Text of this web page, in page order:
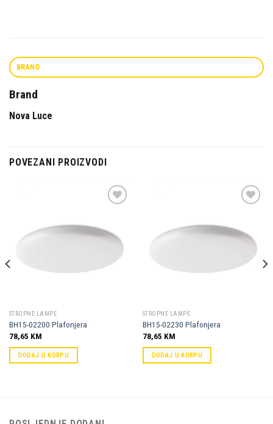
BRAND
Brand
Nova Luce
POVEZANI PROIZVODI
Dodaj u
omiljene
STROPNE LAMPE
BH15-02200 Plafonjera
78,65 KM
DODAJ U KORPU
Dodaj u
omiljene
STROPNE LAMPE
BH15-02230 Plafonjera
78,65 KM
DODAJ U KORPU